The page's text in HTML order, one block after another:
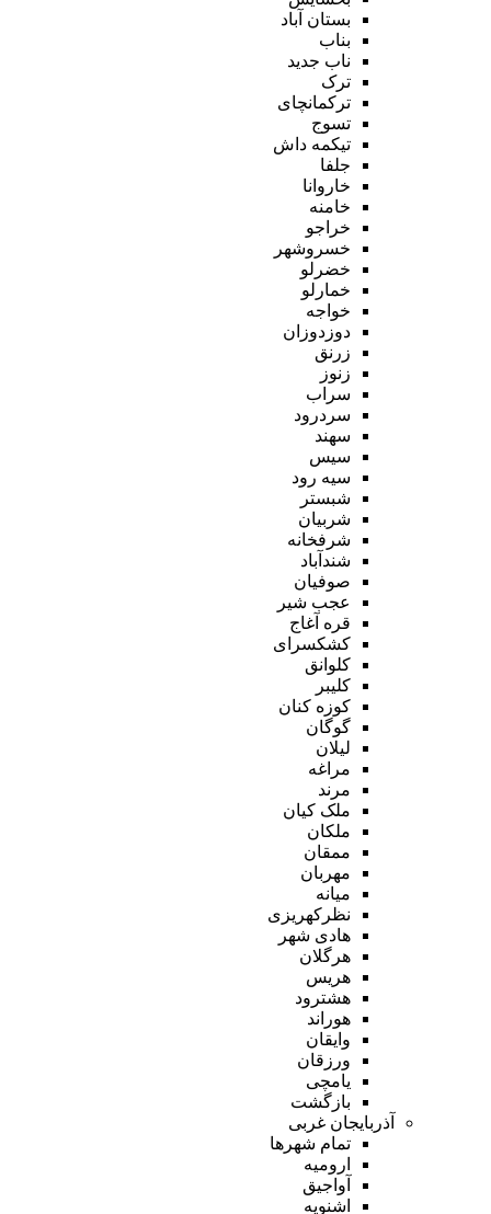
بستان آباد
بناب
ناب جدید
ترک
ترکمانچای
تسوج
تیکمه داش
جلفا
خاروانا
خامنه
خراجو
خسروشهر
خضرلو
خمارلو
خواجه
دوزدوزان
زرنق
زنوز
سراب
سردرود
سهند
سیس
سیه رود
شبستر
شربیان
شرفخانه
شندآباد
صوفیان
عجب شیر
قره آغاج
کشکسرای
کلوانق
کلیبر
کوزه کنان
گوگان
لیلان
مراغه
مرند
ملک کیان
ملکان
ممقان
مهربان
میانه
نظرکهریزی
هادی شهر
هرگلان
هریس
هشترود
هوراند
وایقان
ورزقان
یامچی
بازگشت
آذربایجان غربی
تمام شهر‌ها
ارومیه
آواجیق
اشنویه